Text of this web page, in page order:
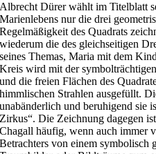
Albrecht Dürer wählt im Titelblatt
Marienlebens nur die drei
Regelmäßigkeit des Quadrats
wiederum die des gleichseitigen
seines Themas, Maria mit dem
Kreis wird mit der
und die freien Flächen des
himmlischen Strahlen ausgefüllt.
unabänderlich und beruhigend sie
Zirkus“. Die Zeichnung dagegen
Chagall häufig, wenn auch immer
Betrachters von einem symbolisch